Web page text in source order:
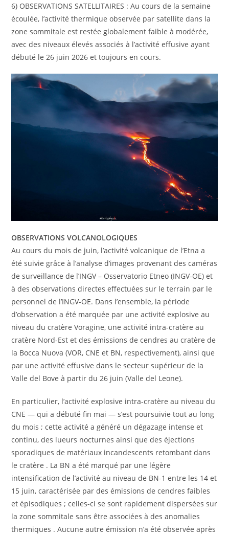
6) OBSERVATIONS SATELLITAIRES : Au cours de la semaine
écoulée, l’activité thermique observée par satellite dans la
zone sommitale est restée globalement faible à modérée,
avec des niveaux élevés associés à l’activité effusive ayant
débuté le 26 juin 2026 et toujours en cours.
OBSERVATIONS VOLCANOLOGIQUES
Au cours du mois de juin, l’activité volcanique de l’Etna a
été suivie grâce à l’analyse d’images provenant des caméras
de surveillance de l’INGV – Osservatorio Etneo (INGV-OE) et
à des observations directes effectuées sur le terrain par le
personnel de l’INGV-OE. Dans l’ensemble, la période
d’observation a été marquée par une activité explosive au
niveau du cratère Voragine, une activité intra-cratère au
cratère Nord-Est et des émissions de cendres au cratère de
la Bocca Nuova (VOR, CNE et BN, respectivement), ainsi que
par une activité effusive dans le secteur supérieur de la
Valle del Bove à partir du 26 juin (Valle del Leone).
En particulier, l’activité explosive intra-cratère au niveau du
CNE — qui a débuté fin mai — s’est poursuivie tout au long
du mois ; cette activité a généré un dégazage intense et
continu, des lueurs nocturnes ainsi que des éjections
sporadiques de matériaux incandescents retombant dans
le cratère . La BN a été marqué par une légère
intensification de l’activité au niveau de BN-1 entre les 14 et
15 juin, caractérisée par des émissions de cendres faibles
et épisodiques ; celles-ci se sont rapidement dispersées sur
la zone sommitale sans être associées à des anomalies
thermiques . Aucune autre émission n’a été observée après